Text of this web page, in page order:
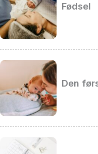
Fødsel
Den